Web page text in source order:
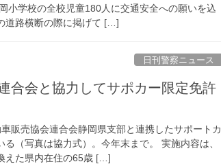
小学校の全校児童180人に交通安全への願いを込
道路横断の際に掲げて […]
日刊警察ニュース
販売協会連合会静岡県支部と連携したサポートカ
（写真は協力式）。今年末まで。 実施内容は、
えた県内在住の65歳 […]